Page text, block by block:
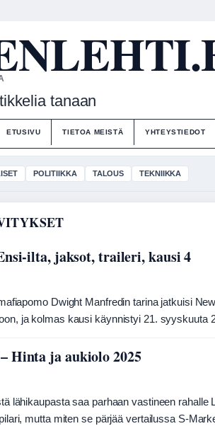
tanaan
ETUSIVU TIETOA MEISTÄ YHTEYSTIEDOT
POLITIIKKA TALOUS TEKNIIKKA
ilta, jaksot, traileri, kausi 4
Dwight Manfredin tarina jatkuisi
ja kolmas kausi käynnistyi 21. syyskuuta
Hinta ja aukiolo 2025
lähikaupasta saa parhaan vastineen
mutta miten se pärjää vertailussa S-